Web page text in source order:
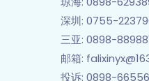
深圳: 0755-
三亚: 0898-
邮箱:
投诉: 0898-